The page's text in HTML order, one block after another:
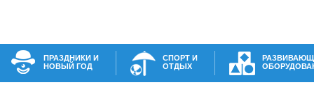
ПРАЗДНИКИ И
НОВЫЙ ГОД
СПОРТ И
ОТДЫХ